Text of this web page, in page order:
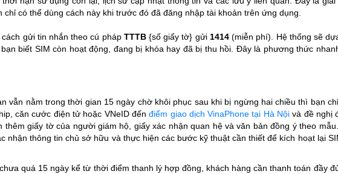
có thể dùng cách này khi trước đó đã đăng nhập tài khoản trên ứng dụng.
gửi tin nhắn theo cú pháp TTTB{số giấy tờ} gửi 1414(miễn phí). Hệ thống sẽ
biết SIM còn hoạt động, đang bị khóa hay đã bị thu hồi. Đây là phương thức
vẫn nằm trong thời gian 15 ngày chờ khôi phục sau khi bị ngừng hai chiều thì bạn
căn cước điện tử hoặc VNeID đếnđiểm giao dịch VinaPhone tại Hà Nội và đề nghị
giấy tờ của người giám hộ, giấy xác nhận quan hệ và văn bản đồng ý theo mẫu
nhận thông tin chủ sở hữu và thực hiện các bước kỹ thuật cần thiết để kích hoạt lại
quá 15 ngày kể từ thời điểm thanh lý hợp đồng, khách hàng cần thanh toán đầy